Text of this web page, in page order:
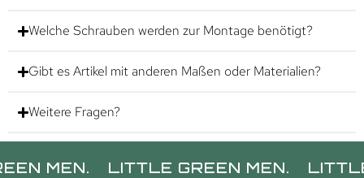
Welche Schrauben werden zur Montage benötigt?
Gibt es Artikel mit anderen Maßen oder Materialien?
Weitere Fragen?
LITTLE GREEN MEN. LITTLE